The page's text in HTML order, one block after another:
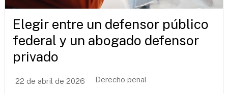
Elegir entre un defensor público
federal y un abogado defensor
privado
22 de abril de 2026 Derecho penal